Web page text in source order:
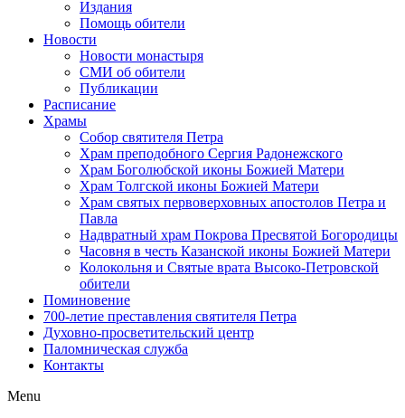
Издания
Помощь обители
Новости
Новости монастыря
СМИ об обители
Публикации
Расписание
Храмы
Собор святителя Петра
Храм преподобного Сергия Радонежского
Храм Боголюбской иконы Божией Матери
Храм Толгской иконы Божией Матери
Храм святых первоверховных апостолов Петра и
Павла
Надвратный храм Покрова Пресвятой Богородицы
Часовня в честь Казанской иконы Божией Матери
Колокольня и Святые врата Высоко-Петровской
обители
Поминовение
700-летие преставления святителя Петра
Духовно-просветительский центр
Паломническая служба
Контакты
Menu